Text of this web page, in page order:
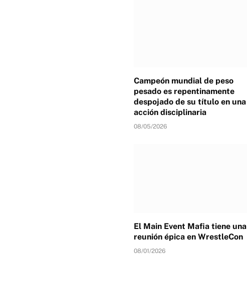
Campeón mundial de peso
pesado es repentinamente
despojado de su título en una
acción disciplinaria
08/05/2026
El Main Event Mafia tiene una
reunión épica en WrestleCon
08/01/2026